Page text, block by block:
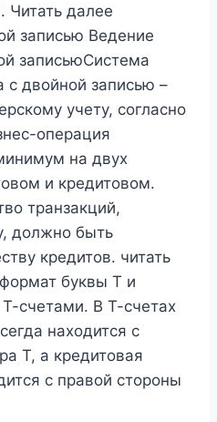
Читать далее
записью Ведение
записьюСистема
с двойной записью –
учету, согласно
операция
на двух
и кредитовом.
транзакций,
должно быть
кредитов. читать
буквы T и
счетами. В Т-счетах
находится с
Т, а кредитовая
с правой стороны